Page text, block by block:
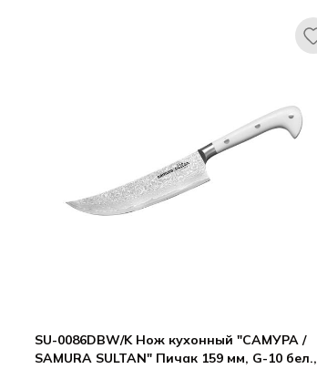
SU-0086DBW/K Нож кухонный "САМУРА /
SAMURA SULTAN" Пичак 159 мм, G-10 бел.,